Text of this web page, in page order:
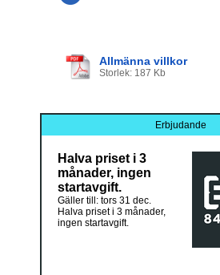
Allmänna villkor
Storlek: 187 Kb
Erbjudande
Halva priset i 3
månader, ingen
startavgift.
Gäller till: tors 31 dec.
Halva priset i 3 månader,
ingen startavgift.